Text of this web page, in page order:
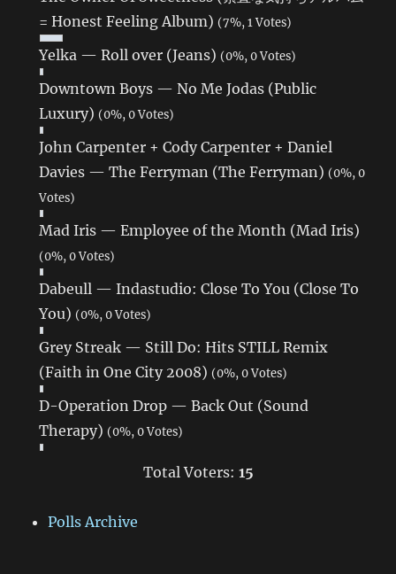
= Honest Feeling Album) (7%, 1 Votes)
Yelka — Roll over (Jeans) (0%, 0 Votes)
Downtown Boys — No Me Jodas (Public
Luxury) (0%, 0 Votes)
John Carpenter + Cody Carpenter + Daniel
Davies — The Ferryman (The Ferryman) (0%, 0
Votes)
Mad Iris — Employee of the Month (Mad Iris)
(0%, 0 Votes)
Dabeull — Indastudio: Close To You (Close To
You) (0%, 0 Votes)
Grey Streak — Still Do: Hits STILL Remix
(Faith in One City 2008) (0%, 0 Votes)
D-Operation Drop — Back Out (Sound
Therapy) (0%, 0 Votes)
Total Voters: 15
Polls Archive